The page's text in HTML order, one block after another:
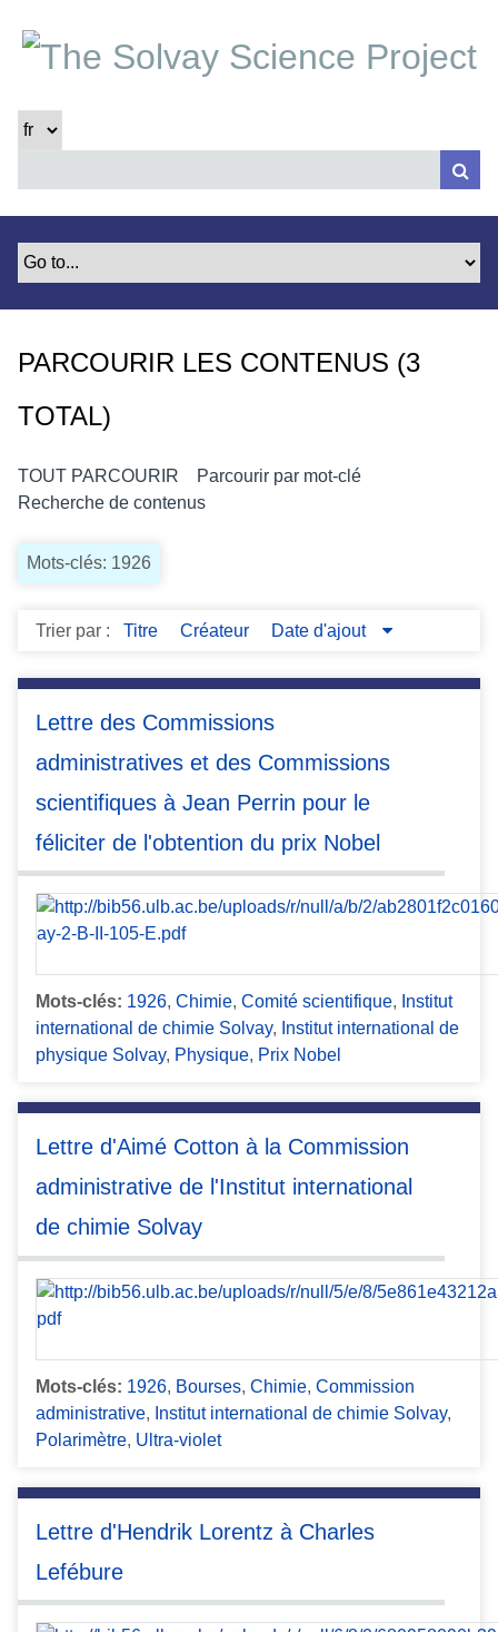
t
PARCOURIR LES CONTENUS (3
TOTAL)
TOUT PARCOURIR
Parcourir par mot-clé
Recherche de contenus
Mots-clés: 1926
Trier par : Titre Créateur Date d'ajout
Lettre des Commissions
administratives et des Commissions
scientifiques à Jean Perrin pour le
féliciter de l'obtention du prix Nobel
Mots-clés: 1926, Chimie, Comité scientifique, Institut
international de chimie Solvay, Institut international de
physique Solvay, Physique, Prix Nobel
Lettre d'Aimé Cotton à la Commission
administrative de l'Institut international
de chimie Solvay
Mots-clés: 1926, Bourses, Chimie, Commission
administrative, Institut international de chimie Solvay,
Polarimètre, Ultra-violet
Lettre d'Hendrik Lorentz à Charles
Lefébure